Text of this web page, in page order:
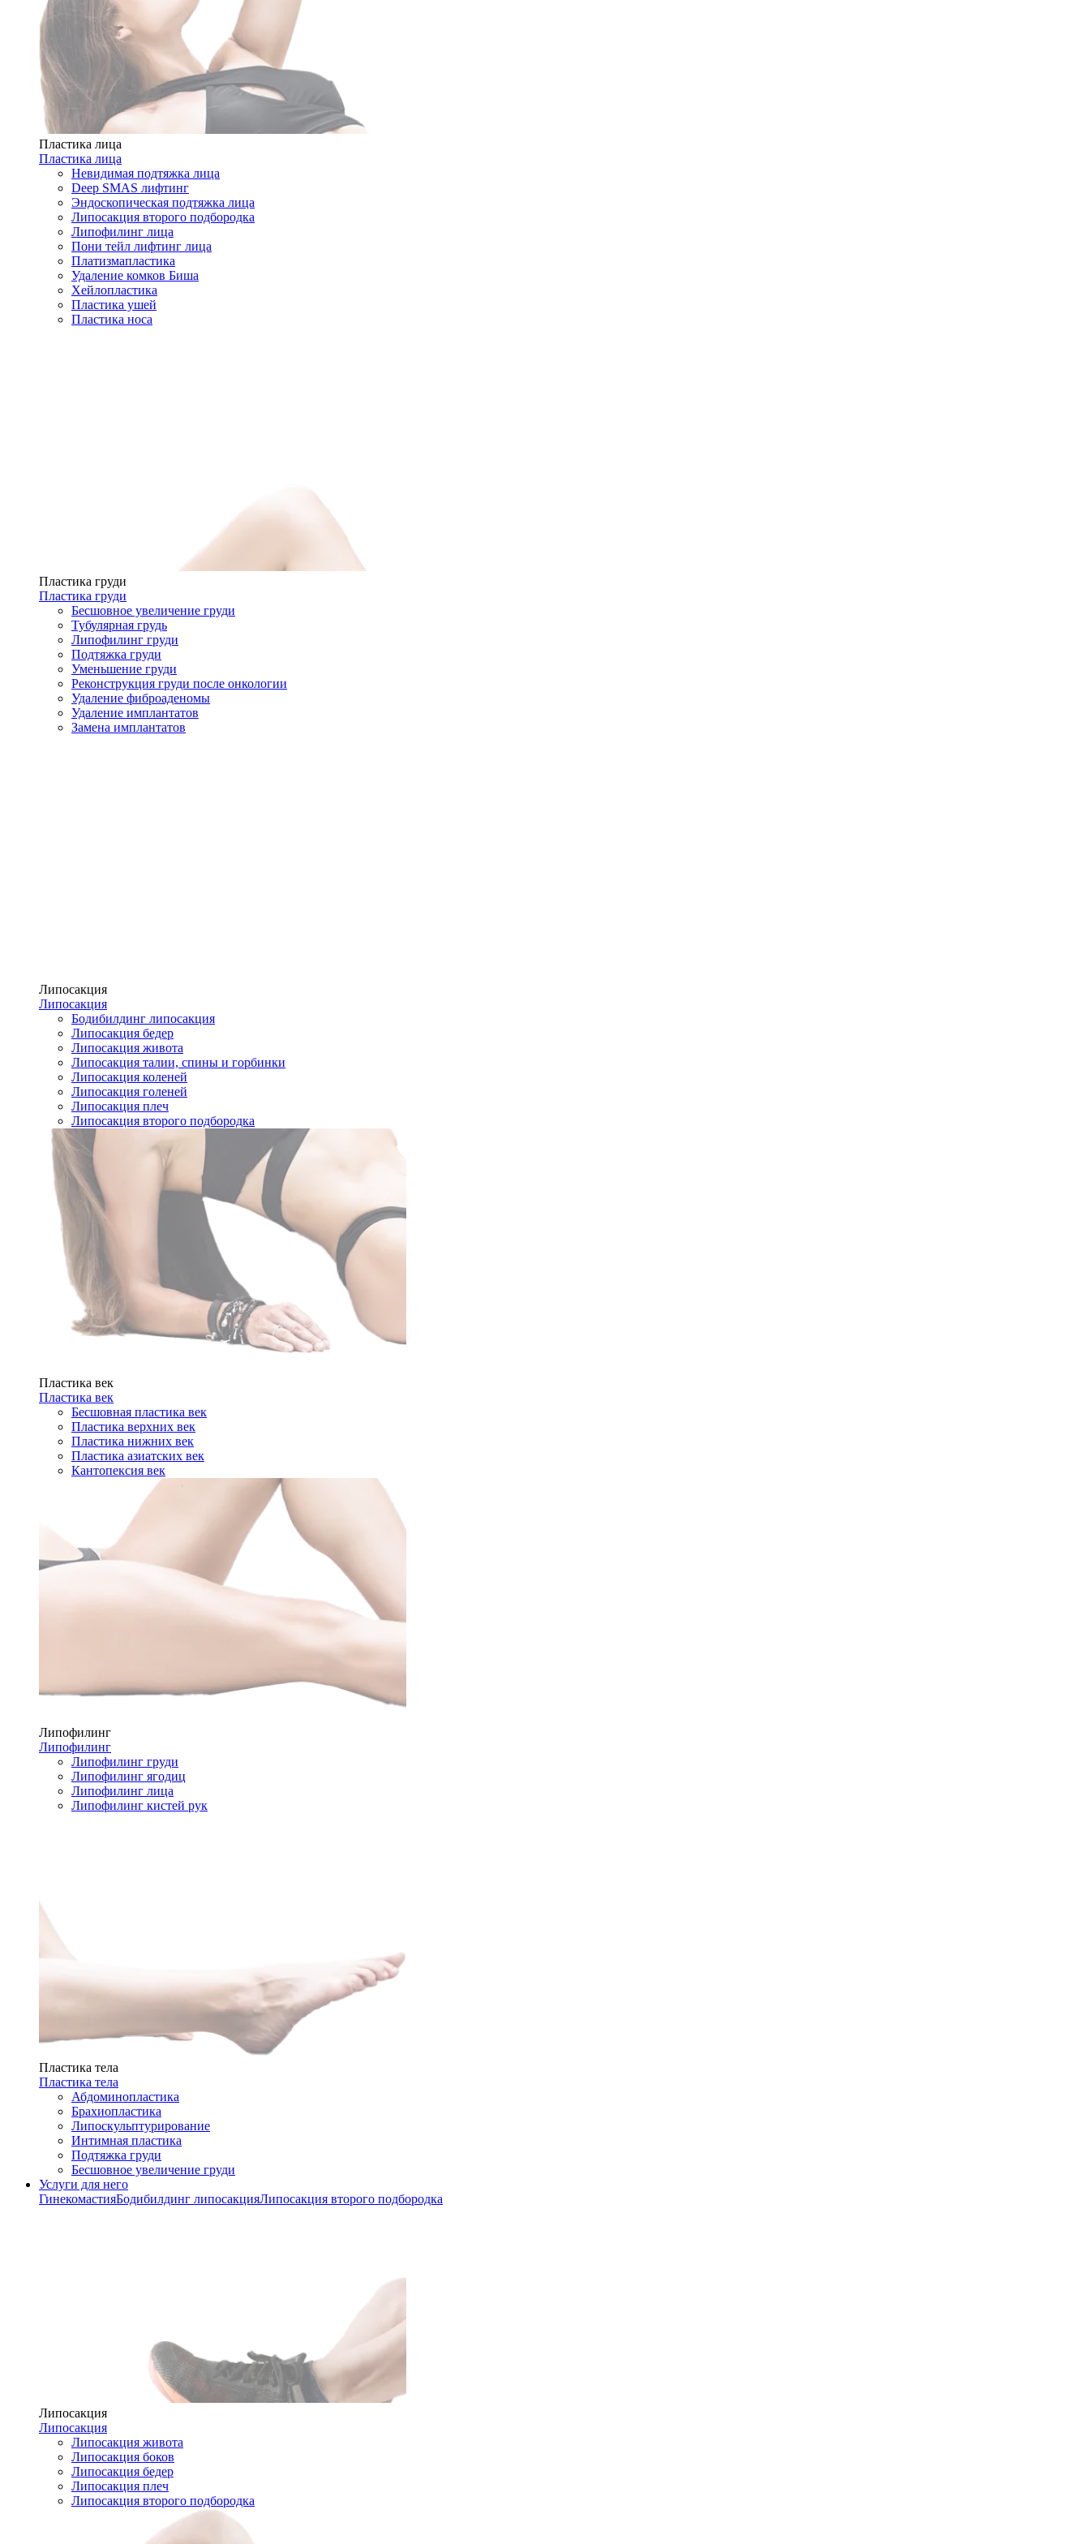
Пластика лица
Пластика лица
Невидимая подтяжка лица
Deep SMAS лифтинг
Эндоскопическая подтяжка лица
Липосакция второго подбородка
Липофилинг лица
Пони тейл лифтинг лица
Платизмапластика
Удаление комков Биша
Хейлопластика
Пластика ушей
Пластика носа
Пластика груди
Пластика груди
Бесшовное увеличение груди
Тубулярная грудь
Липофилинг груди
Подтяжка груди
Уменьшение груди
Реконструкция груди после онкологии
Удаление фиброаденомы
Удаление имплантатов
Замена имплантатов
Липосакция
Липосакция
Бодибилдинг липосакция
Липосакция бедер
Липосакция живота
Липосакция талии, спины и горбинки
Липосакция коленей
Липосакция голеней
Липосакция плеч
Липосакция второго подбородка
Пластика век
Пластика век
Бесшовная пластика век
Пластика верхних век
Пластика нижних век
Пластика азиатских век
Кантопексия век
Липофилинг
Липофилинг
Липофилинг груди
Липофилинг ягодиц
Липофилинг лица
Липофилинг кистей рук
Пластика тела
Пластика тела
Абдоминопластика
Брахиопластика
Липоскульптурирование
Интимная пластика
Подтяжка груди
Бесшовное увеличение груди
Услуги для него
ГинекомастияБодибилдинг липосакцияЛипосакция второго подбородка
Липосакция
Липосакция
Липосакция живота
Липосакция боков
Липосакция бедер
Липосакция плеч
Липосакция второго подбородка